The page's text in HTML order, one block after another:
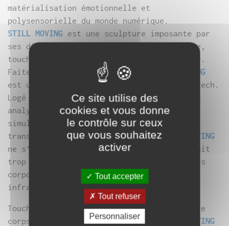
matérialisation émotionnelle et
polysensorielle du monde numérique.
STILL MOVING est une sculpture imposante par
ses dimensions, car destinée à être palpée,
touchée, caressée par le plus grand nombre.
Faite en matériaux composites,
STILL MOVING
est une véritable œuvre de lutherie high-tech.
Logé dans son cœur, un moteur de recherche
analyse sur l’Internet l’état émotionnel
simultané de 3 200 métropoles. Pour nous
transmettre cet état émotionnel,STILL MOVING
ne s’écoute pas avec les oreilles, ce serait
trop facile, mais fait résonner nos cavités
corporelles creuses avec ses généreuses
infrabasses.
Toucher, palper, écouter, sentir avec notre
corps dialoguer avec nos tripes.
STILL MOVING
Ce site utilise des
cookies et vous donne
le contrôle sur ceux
que vous souhaitez
activer
Tout accepter
Tout refuser
Personnaliser